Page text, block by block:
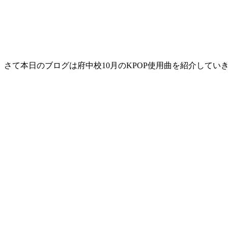
さて本日のブログは府中校10月のKPOP使用曲を紹介してい